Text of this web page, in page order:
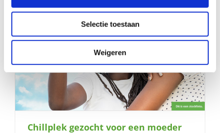
Selectie toestaan
Weigeren
Chillplek gezocht voor een moeder